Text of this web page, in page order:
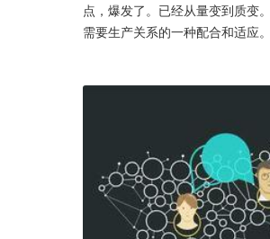
点，爆发了。已经从量变到质变
需要生产关系的一种配合和适应。